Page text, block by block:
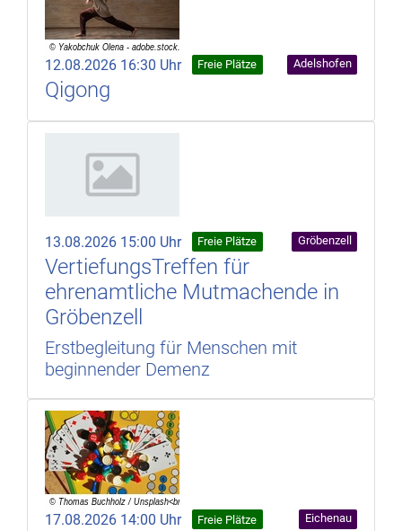
12.08.2026 16:30 Uhr Freie Plätze Adelshofen
Qigong
13.08.2026 15:00 Uhr Freie Plätze Gröbenzell
VertiefungsTreffen für
ehrenamtliche Mutmachende in
Gröbenzell
Erstbegleitung für Menschen mit
beginnender Demenz
17.08.2026 14:00 Uhr Freie Plätze Eichenau